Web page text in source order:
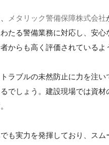
メタリック警備保障株式会社
たる警備業務に対応し、安
からも高く評価されているよ
ラブルの未然防止に力を注
でしょう。建設現場では資
も実力を発揮しており、ス